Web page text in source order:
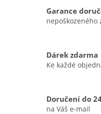
Garance
nepoškozeného
Dárek zdarma
Ke každé
Doručení do
na Váš e-mail